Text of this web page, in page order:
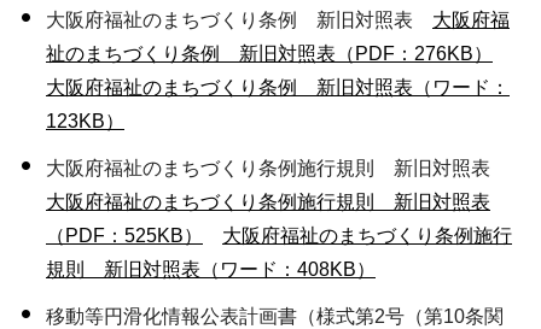
大阪府福祉のまちづくり条例 新旧対照表 大阪府福
祉のまちづくり条例 新旧対照表（PDF：276KB）
大阪府福祉のまちづくり条例 新旧対照表（ワード：
123KB）
大阪府福祉のまちづくり条例施行規則 新旧対照表
大阪府福祉のまちづくり条例施行規則 新旧対照表
（PDF：525KB）
大阪府福祉のまちづくり条例施行
規則 新旧対照表（ワード：408KB）
移動等円滑化情報公表計画書（様式第2号（第10条関